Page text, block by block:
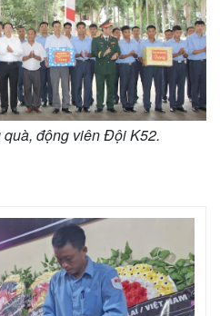
động viên Đội K52.